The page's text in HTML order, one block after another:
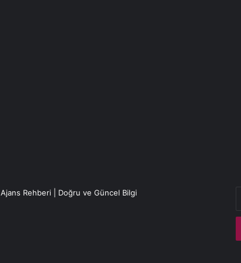
Ajans Rehberi | Doğru ve Güncel Bilgi